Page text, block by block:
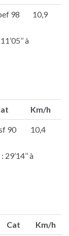
98 10,9
à
Km/h
90 10,4
: 29’14’’ à
Cat Km/h